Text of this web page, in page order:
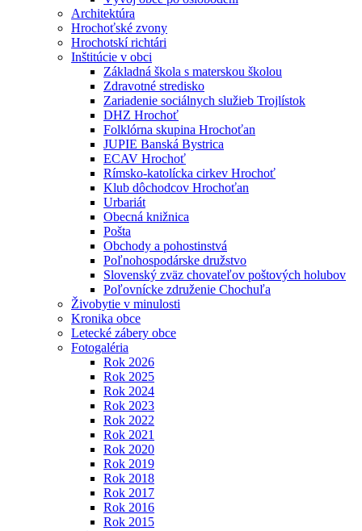
Architektúra
Hrochoťské zvony
Hrochotskí richtári
Inštitúcie v obci
Základná škola s materskou školou
Zdravotné stredisko
Zariadenie sociálnych služieb Trojlístok
DHZ Hrochoť
Folklórna skupina Hrochoťan
JUPIE Banská Bystrica
ECAV Hrochoť
Rímsko-katolícka cirkev Hrochoť
Klub dôchodcov Hrochoťan
Urbariát
Obecná knižnica
Pošta
Obchody a pohostinstvá
Poľnohospodárske družstvo
Slovenský zväz chovateľov poštových holubov
Poľovnícke združenie Chochuľa
Živobytie v minulosti
Kronika obce
Letecké zábery obce
Fotogaléria
Rok 2026
Rok 2025
Rok 2024
Rok 2023
Rok 2022
Rok 2021
Rok 2020
Rok 2019
Rok 2018
Rok 2017
Rok 2016
Rok 2015